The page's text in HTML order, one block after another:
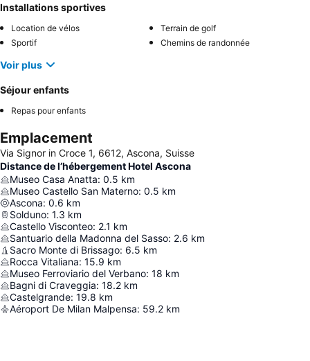
Installations sportives
Location de vélos
Terrain de golf
Sportif
Chemins de randonnée
Voir plus
Séjour enfants
Repas pour enfants
Emplacement
Via Signor in Croce 1, 6612, Ascona, Suisse
Distance de l’hébergement Hotel Ascona
Museo Casa Anatta: 0.5 km
Museo Castello San Materno: 0.5 km
Ascona: 0.6 km
Solduno: 1.3 km
Castello Visconteo: 2.1 km
Santuario della Madonna del Sasso: 2.6 km
Sacro Monte di Brissago: 6.5 km
Rocca Vitaliana: 15.9 km
Museo Ferroviario del Verbano: 18 km
Bagni di Craveggia: 18.2 km
Castelgrande: 19.8 km
Aéroport De Milan Malpensa: 59.2 km